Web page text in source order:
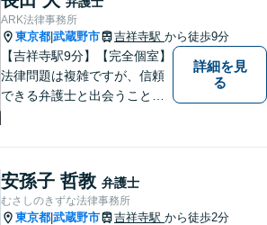
す。【司法書士資格あり】
【宅建士資格あり】【法テラ
ス利用可能】
ARK法律事務所
東京都 武蔵野市 吉祥寺駅 から徒歩9分
【吉祥寺駅9分】【完全個室】
法律問題は複雑ですが、信頼
できる弁護士と出会うことで
さい。一緒に最善の解決策を
見つけましょう。【迅速な対
応】
詳細を見
る
安孫子 哲教 弁護士
むさしのきずな法律事務所
東京都 武蔵野市 吉祥寺駅 から徒歩2分